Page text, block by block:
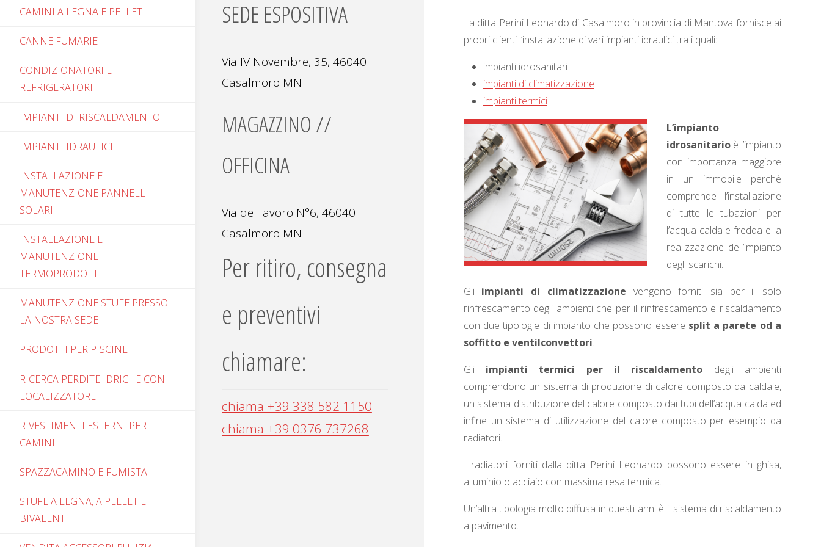
La ditta Perini Leonardo di Casalmoro in provincia di Mantova fornisce ai
propri clienti l’installazione di vari impianti idraulici tra i quali:
impianti idrosanitari
impianti di climatizzazione
impianti termici
L’impianto
idrosanitarioè l’impianto
con importanza maggiore
in un immobile perchè
comprende l’installazione
di tutte le tubazioni per
l’acqua calda e fredda e la
realizzazione dell’impianto
degli scarichi.
Gli impianti di climatizzazione vengono forniti sia per il solo
rinfrescamento degli ambienti che per il rinfrescamento e riscaldamento
con due tipologie di impianto che possono essere split a parete od a
soffitto e ventilconvettori.
Gli impianti termici per il riscaldamento degli ambienti
comprendono un sistema di produzione di calore composto da caldaie,
un sistema distribuzione del calore composto dai tubi dell’acqua calda ed
infine un sistema di utilizzazione del calore composto per esempio da
radiatori.
I radiatori forniti dalla ditta Perini Leonardo possono essere in ghisa,
alluminio o acciaio con massima resa termica.
Un’altra tipologia molto diffusa in questi anni è il sistema di riscaldamento
a pavimento.
CAMINI A LEGNA E PELLET
CANNE FUMARIE
CONDIZIONATORI E
REFRIGERATORI
IMPIANTI DI RISCALDAMENTO
IMPIANTI IDRAULICI
INSTALLAZIONE E
MANUTENZIONE PANNELLI
SOLARI
INSTALLAZIONE E
MANUTENZIONE
TERMOPRODOTTI
MANUTENZIONE STUFE PRESSO
LA NOSTRA SEDE
PRODOTTI PER PISCINE
RICERCA PERDITE IDRICHE CON
LOCALIZZATORE
RIVESTIMENTI ESTERNI PER
CAMINI
SPAZZACAMINO E FUMISTA
STUFE A LEGNA, A PELLET E
BIVALENTI
SEDE ESPOSITIVA
Via IV Novembre, 35, 46040
Casalmoro MN
MAGAZZINO //
OFFICINA
Via del lavoro N°6, 46040
Casalmoro MN
Per ritiro, consegna
e preventivi
chiamare:
chiama +39 338 582 1150
chiama +39 0376 737268